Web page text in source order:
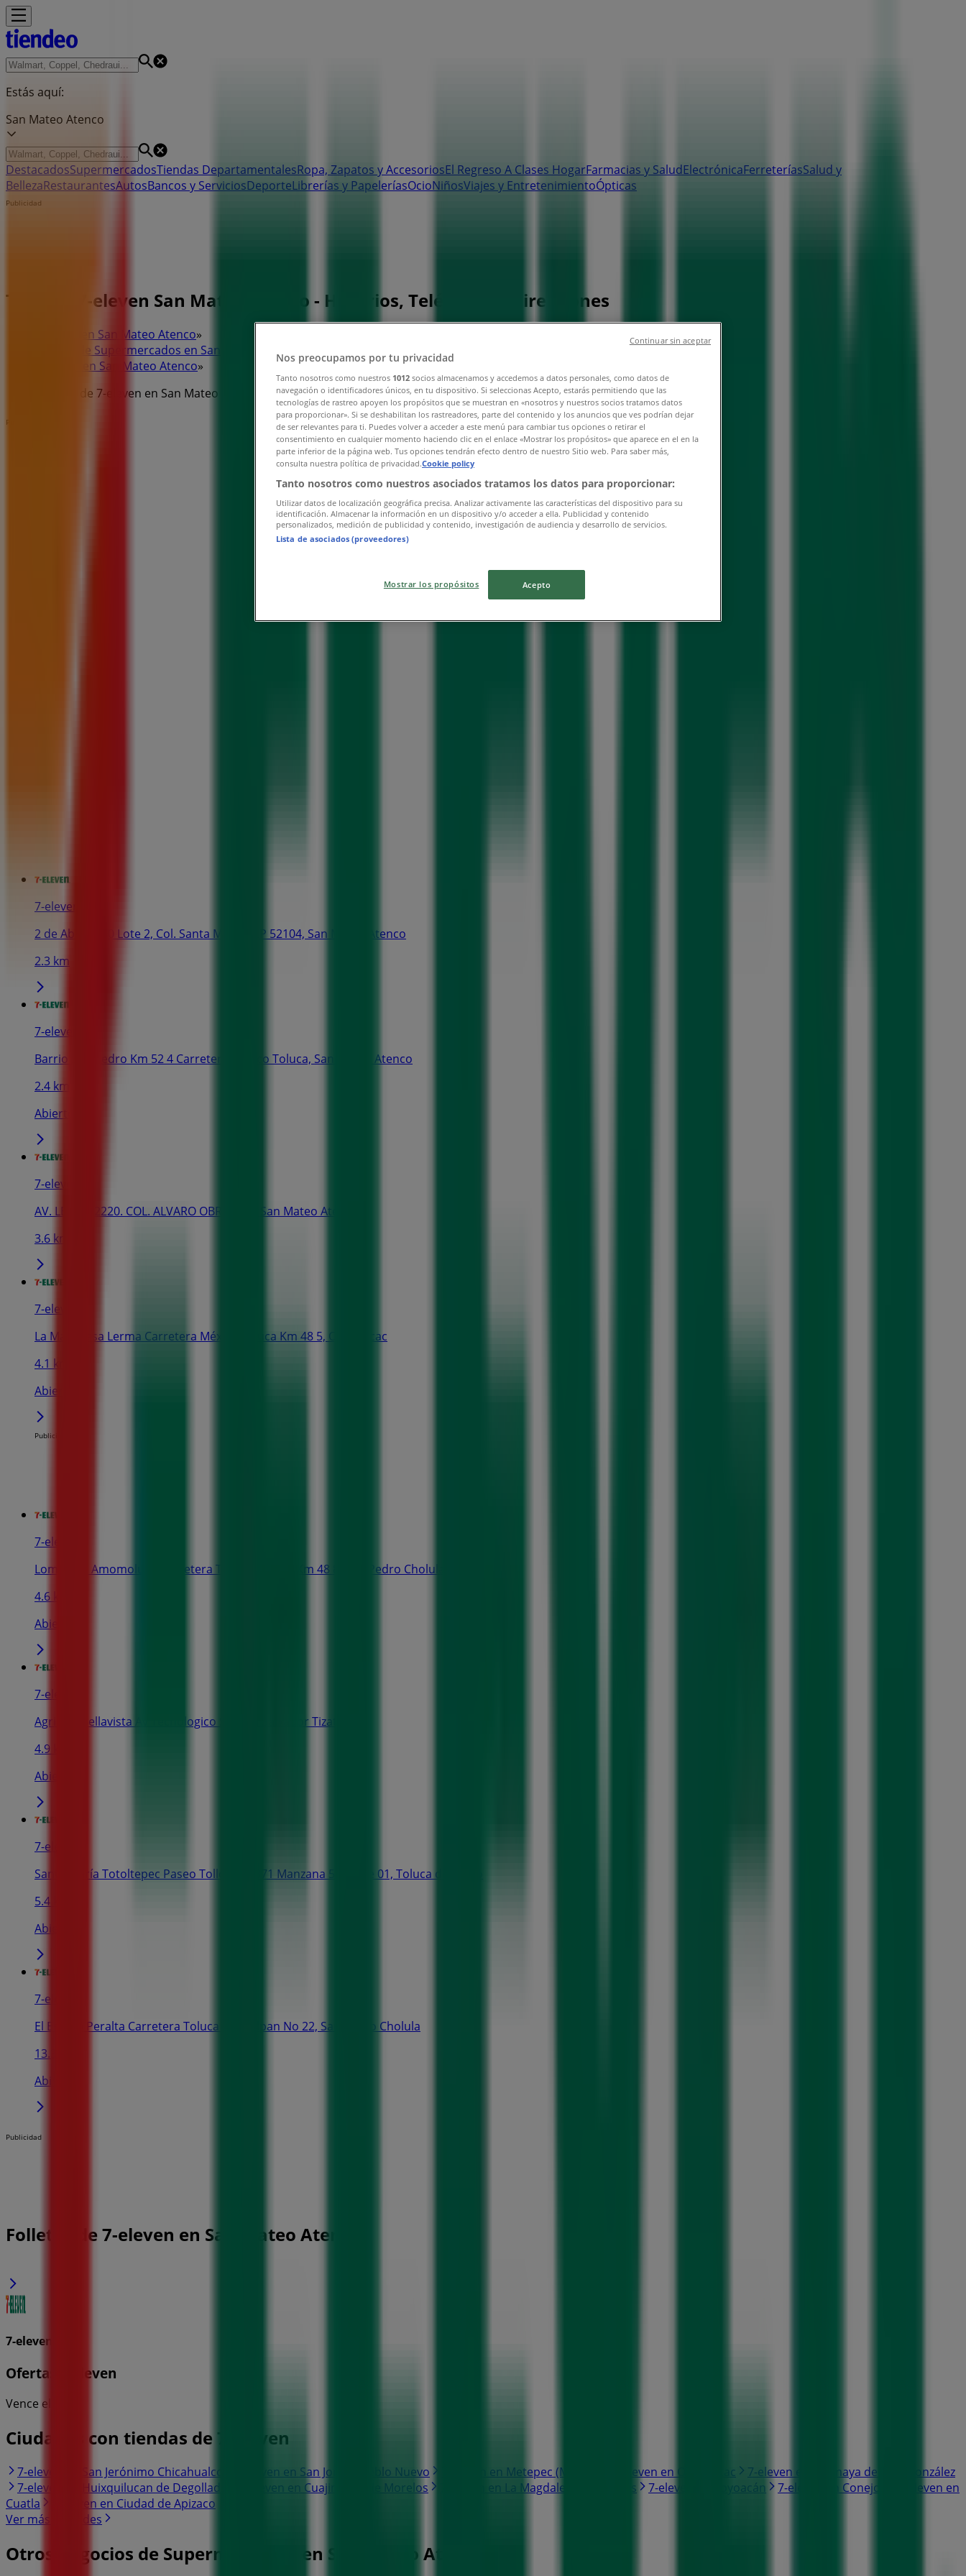
Estás aquí:
San Mateo Atenco
DestacadosSupermercadosTiendas DepartamentalesRopa, Zapatos y AccesoriosEl Regreso A Clases HogarFarmacias y SaludElectrónicaFerreteríasSalud y
BellezaRestaurantesAutosBancos y ServiciosDeporteLibrerías y PapeleríasOcioNiñosViajes y EntretenimientoÓpticas
Publicidad
Tiendas 7-eleven San Mateo Atenco - Horarios, Teléfonos y Direcciones
Tiendeo en San Mateo Atenco»
Ofertas de Supermercados en San Mateo Atenco
7-eleven en San Mateo Atenco»
Tiendas de 7-eleven en San Mateo Atenco
Publicidad
7-eleven
2 de Abril 1000 Lote 2, Col. Santa María. C.P 52104, San Mateo Atenco
2.3 km
7-eleven
Barrio San Pedro Km 52 4 Carretera México Toluca, San Mateo Atenco
2.4 km
Abierto
7-eleven
AV. LERMA 2220. COL. ALVARO OBREGON, San Mateo Atenco
3.6 km
7-eleven
La Marquesa Lerma Carretera México Toluca Km 48 5, Ocoyoacac
4.1 km
Abierto
Publicidad
7-eleven
Lomas De Amomoluco Carretera Toluca-Mexico Km 48 8, San Pedro Cholula
4.6 km
Abierto
7-eleven
Agricola Bellavista Av Tecnologico Sn, San Salvador Tizatlali
4.9 km
Abierto
7-eleven
Santa María Totoltepec Paseo Tollocan 1371 Manzana 535 Lote 01, Toluca de Lerdo
5.4 km
Abierto
7-eleven
El Espino Peralta Carretera Toluca Naucalpan No 22, San Pedro Cholula
13.3 km
Abierto
Publicidad
Folletos de 7-eleven en San Mateo Atenco
7-eleven
Ofertas 7-eleven
Vence el 26/8
Ciudades con tiendas de 7-eleven
7-eleven en San Jerónimo Chicahualco 7-eleven en San Jorge Pueblo Nuevo 7-eleven en Metepec (México) 7-eleven en Ocoyoacac
7-eleven en Calimaya de Díaz González
7-eleven en Huixquilucan de Degollado
7-eleven en Cuajimalpa de Morelos 7-eleven en La Magdalena Contreras 7-eleven en Coyoacán 7-eleven en Conejos
7-eleven en
Cuatla
7-eleven en Ciudad de Apizaco
Ver más ciudades
Otros negocios de Supermercados en San Mateo Atenco
Nos preocupamos por tu privacidad
Tanto nosotros como nuestros 1012 socios almacenamos y accedemos a datos personales, como datos de
navegación o identificadores únicos, en tu dispositivo. Si seleccionas Acepto, estarás permitiendo que las
tecnologías de rastreo apoyen los propósitos que se muestran en «nosotros y nuestros socios tratamos datos
para proporcionar». Si se deshabilitan los rastreadores, parte del contenido y los anuncios que ves podrían dejar
de ser relevantes para ti. Puedes volver a acceder a este menú para cambiar tus opciones o retirar el
consentimiento en cualquier momento haciendo clic en el enlace «Mostrar los propósitos» que aparece en el en la
parte inferior de la página web. Tus opciones tendrán efecto dentro de nuestro Sitio web. Para saber más,
consulta nuestra política de privacidad.Cookie policy
Tanto nosotros como nuestros asociados tratamos los datos para proporcionar:
Utilizar datos de localización geográfica precisa. Analizar activamente las características del dispositivo para su
identificación. Almacenar la información en un dispositivo y/o acceder a ella. Publicidad y contenido
personalizados, medición de publicidad y contenido, investigación de audiencia y desarrollo de servicios.
Lista de asociados (proveedores)
Mostrar los propósitos Acepto
Continuar sin aceptar